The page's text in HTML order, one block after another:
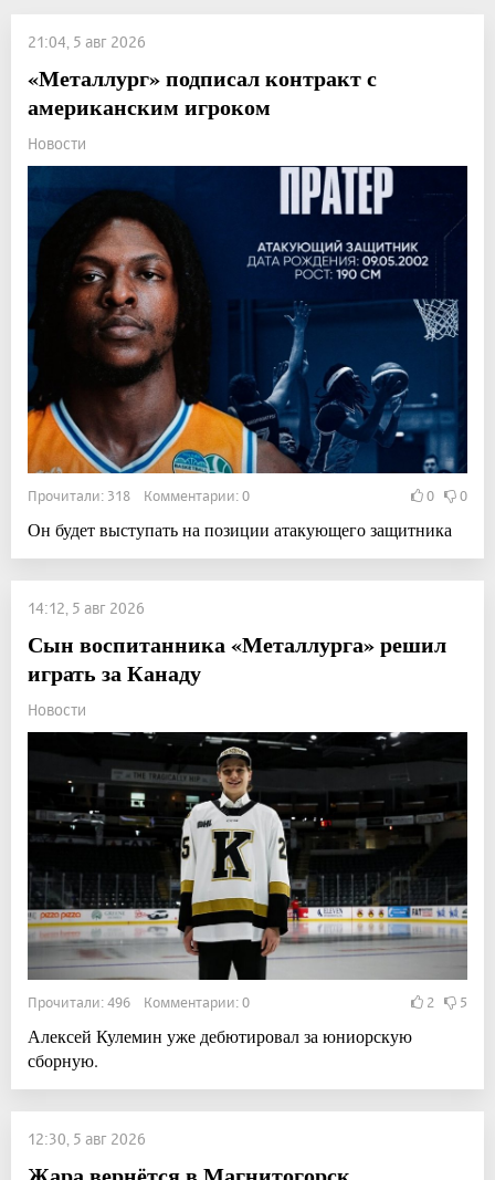
21:04, 5 авг 2026
«Металлург» подписал контракт с
американским игроком
Новости
Прочитали: 318 Комментарии: 0 0 0
Он будет выступать на позиции атакующего защитника
14:12, 5 авг 2026
Сын воспитанника «Металлурга» решил
играть за Канаду
Новости
Прочитали: 496 Комментарии: 0 2 5
Алексей Кулемин уже дебютировал за юниорскую
сборную.
12:30, 5 авг 2026